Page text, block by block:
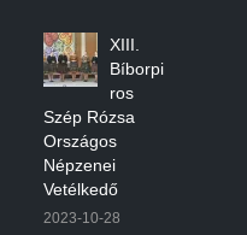
XIII.
Bíborpi
ros
Szép Rózsa
Országos
Népzenei
Vetélkedő
2023-10-28